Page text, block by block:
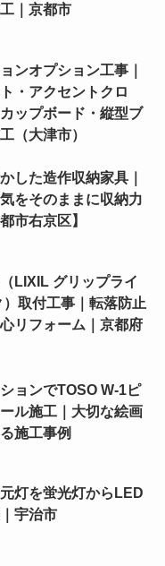
｜京都市
ンオプション工事｜
・アクセントクロ
ップボード・縦型ブ
（大津市）
した造作収納家具｜
をそのままに収納力
市右京区】
LIXIL グリップライ
）取付工事｜転落防止
リフォーム｜京都府
ョンでTOSO W-1ピ
ル施工｜大切な絵画
施工事例
灯を蛍光灯からLED
宇治市